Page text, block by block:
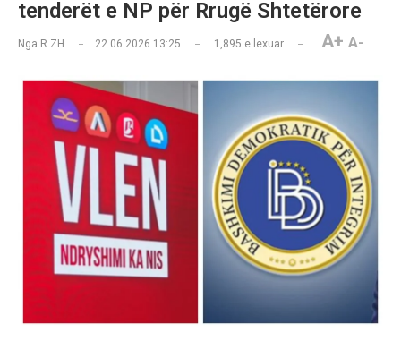
tenderët e NP për Rrugë Shtetërore
Nga R.ZH 22.06.2026 13:25 1,895 e lexuar A+ A-